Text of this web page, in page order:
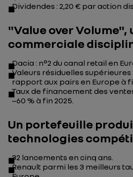
Dividendes : 2,20 € par action
"Value over Volume",
commerciale
Dacia : n°2 du canal retail en
Valeurs résiduelles supérieures
rapport aux pairs en Europe à
Taux de financement des
~60 % à fin 2025.
Un portefeuille
technologies
32 lancements en cinq ans.
Renault parmi les 3 meilleurs